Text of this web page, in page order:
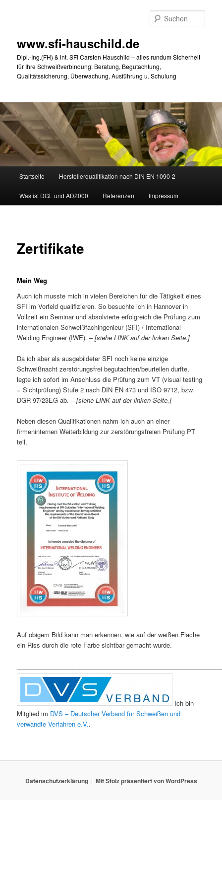
www.sfi-hauschild.de
Dipl.-Ing.(FH) & int. SFI Carsten Hauschild – alles rundum Sicherheit
für Ihre Schweißverbindung: Beratung, Begutachtung,
Qualitätssicherung, Überwachung, Ausführung u. Schulung
Startseite Herstellerqualifikation nach DIN EN 1090-2
Was ist DGL und AD2000 Referenzen Impressum
Zertifikate
Mein Weg
Auch ich musste mich in vielen Bereichen für die Tätigkeit eines
SFI im Vorfeld qualifizieren. So besuchte ich in Hannover in
Vollzeit ein Seminar und absolvierte erfolgreich die Prüfung zum
internationalen Schweißfachingenieur (SFI) / International
Welding Engineer (IWE). –[siehe LINK auf der linken Seite.]
Da ich aber als ausgebildeter SFI noch keine einzige
Schweißnacht zerstörungsfrei begutachten/beurteilen durfte,
legte ich sofort im Anschluss die Prüfung zum VT (visual testing
= Sichtprüfung) Stufe 2 nach DIN EN 473 und ISO 9712, bzw.
DGR 97/23EG ab. –[siehe LINK auf der linken Seite.]
Neben diesen Qualifikationen nahm ich auch an einer
firmeninternen Weiterbildung zur zerstörungsfreien Prüfung PT
teil.
Auf obigem Bild kann man erkennen, wie auf der weißen Fläche
ein Riss durch die rote Farbe sichtbar gemacht wurde.
Ich bin
Mitglied im DVS – Deutscher Verband für Schweißen und
verwandte Verfahren e.V..
Datenschutzerklärung Mit Stolz präsentiert von WordPress